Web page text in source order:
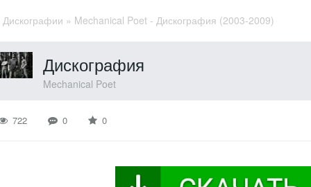
Дискографии » Mechanical Poet - Дискография (2003-2009)
Дискография
Mechanical Poet
722 0 0